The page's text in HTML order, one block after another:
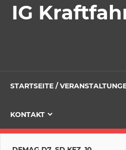
IG
STARTSEITE /
KONTAKT